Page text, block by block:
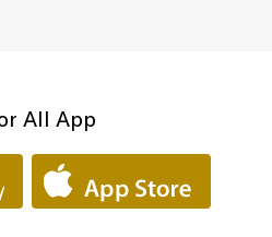
All App